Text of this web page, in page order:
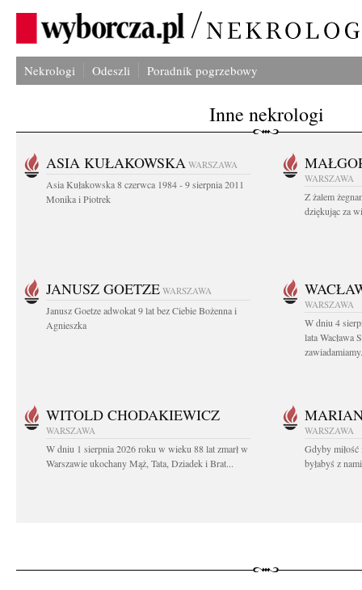
Nekrologi Odeszli Poradnik pogrzebowy
Inne nekrologi
ASIA KUŁAKOWSKA WARSZAWA
Asia Kułakowska 8 czerwca 1984 - 9 sierpnia 2011
Monika i Piotrek
WARSZAWA
Z żalem
dziękując za
JANUSZ GOETZE WARSZAWA
Janusz Goetze adwokat 9 lat bez Ciebie Bożenna i
Agnieszka
WARSZAWA
W dniu 4
lata Wacława
WITOLD CHODAKIEWICZ
WARSZAWA
W dniu 1 sierpnia 2026 roku w wieku 88 lat zmarł w
Warszawie ukochany Mąż, Tata, Dziadek i Brat...
WARSZAWA
Gdyby miłość
byłabyś z